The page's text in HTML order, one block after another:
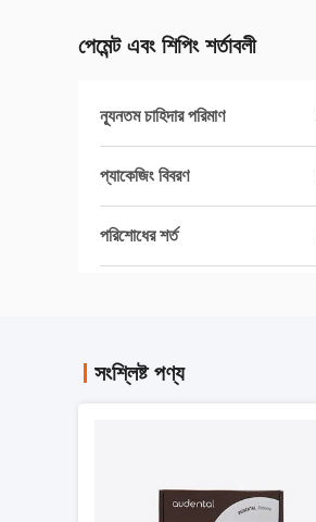
পেমেন্ট এবং শিপিং শর্তাবলী
ন্যূনতম চাহিদার পরিমাণ
প্যাকেজিং বিবরণ
পরিশোধের শর্ত
সংশ্লিষ্ট পণ্য